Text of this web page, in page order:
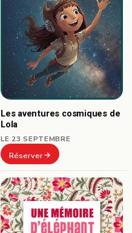
Les aventures cosmiques de
Lola
LE 23 SEPTEMBRE
Réserver